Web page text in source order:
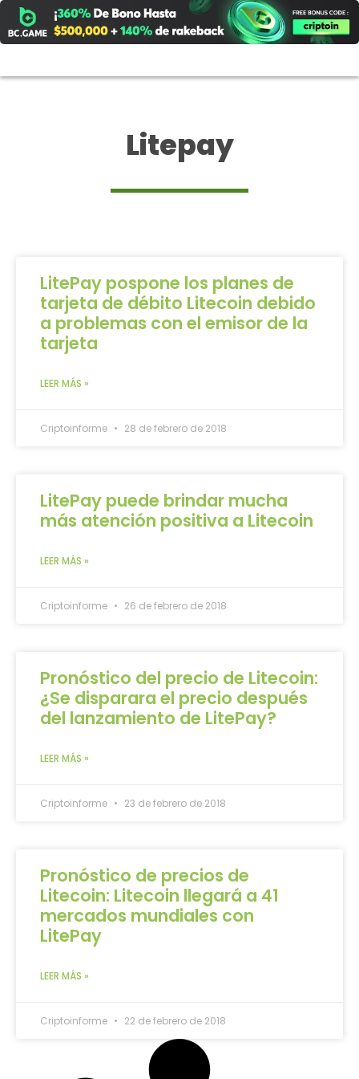
al
contenido
Litepay
LitePay pospone los planes de
tarjeta de débito Litecoin debido
a problemas con el emisor de la
tarjeta
LEER MÁS »
Criptoinforme 28 de febrero de 2018
LitePay puede brindar mucha
más atención positiva a Litecoin
LEER MÁS »
Criptoinforme 26 de febrero de 2018
Pronóstico del precio de Litecoin:
¿Se disparara el precio después
del lanzamiento de LitePay?
LEER MÁS »
Criptoinforme 23 de febrero de 2018
Pronóstico de precios de
Litecoin: Litecoin llegará a 41
mercados mundiales con
LitePay
LEER MÁS »
Criptoinforme 22 de febrero de 2018